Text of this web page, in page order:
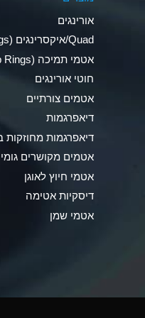
Gas (hot)
(Aqueous)
(Aqueous)
(conc.)
(Aqueous)
(Aqueous)
(Aqueous)
אורינגים
Quad/איקסרינגים (X-Rings)
אטמי תמיכה (Back-up Rings)
חוטי אורינגים
אטמים צורתיים
דיאפרגמות
דיאפרגמות מחוזקות
אטמים מקושרים
אטמי חיוץ לאוגן
דיסקיות אטימה
אטמי שמן